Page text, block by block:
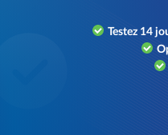
Testez 14